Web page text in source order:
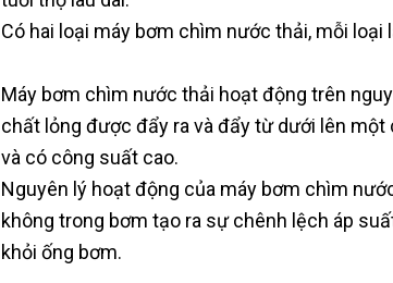
Có hai loại máy bơm chìm nước thải, mỗi loại
Máy bơm chìm nước thải hoạt động trên
chất lỏng được đẩy ra và đẩy từ dưới lên
và có công suất cao.
Nguyên lý hoạt động của máy bơm chìm
không trong bơm tạo ra sự chênh lệch áp
khỏi ống bơm.